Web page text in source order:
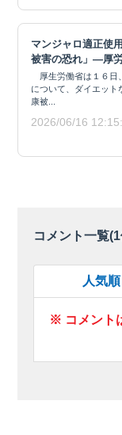
マンジャロ適正使
被害の恐れ」―厚
厚生労働省は１６日
について、ダイエット
康被...
2026/06/16
コメント一覧(1
人気順
※ コメント